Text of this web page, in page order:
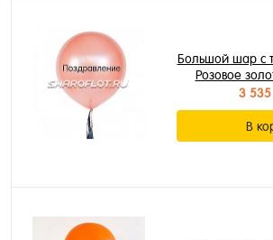
Большой шар с
Розовое
3
В